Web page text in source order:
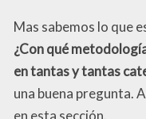
Mas sabemos lo que
¿Con qué
en tantas y tantas
una buena pregunta.
en esta sección.